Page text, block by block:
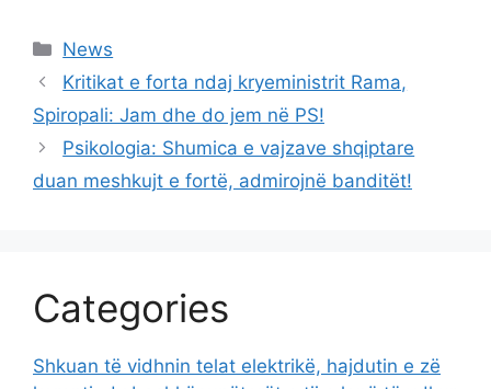
Categories
News
Kritikat e forta ndaj kryeministrit Rama,
Spiropali: Jam dhe do jem në PS!
Psikologia: Shumica e vajzave shqiptare
duan meshkujt e fortë, admirojnë banditët!
Categories
Shkuan të vidhnin telat elektrikë, hajdutin e zë